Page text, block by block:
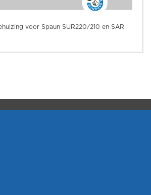
voor Spaun SUR220/210 en SAR